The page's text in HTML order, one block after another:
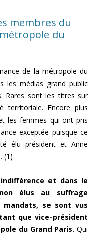
membres du
du
de la métropole du
les médias grand public
Rares sont les titres sur
territoriale. Encore plus
les femmes qui ont pris
exceptée puisque ce
élu président et Anne
(1)
et dans le
élus au suffrage
se sont vus
que vice-président
du Grand Paris. Qui